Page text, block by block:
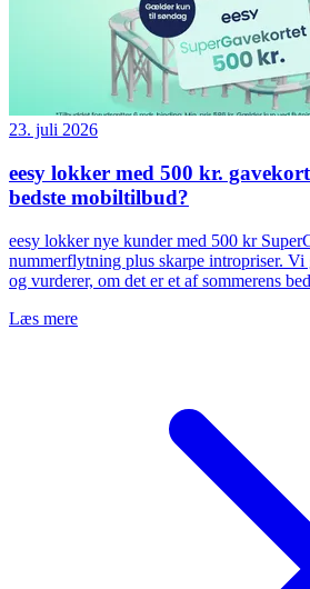
23. juli 2026
eesy lokker med 500 kr.
bedste mobiltilbud?
eesy lokker nye kunder med 500 kr
nummerflytning plus skarpe intropriser. Vi
og vurderer, om det er et af sommerens
Læs mere